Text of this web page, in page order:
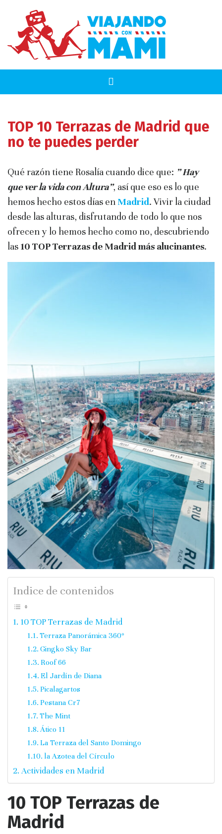
TOP 10 Terrazas de Madrid que
no te puedes perder
Qué razón tiene Rosalía cuando dice que: ” Hay
que ver la vida con Altura”, así que eso es lo que
hemos hecho estos días en Madrid. Vivir la ciudad
desde las alturas, disfrutando de todo lo que nos
ofrecen y lo hemos hecho como no, descubriendo
las 10 TOP Terrazas de Madrid más alucinantes.
Indice de contenidos
10 TOP Terrazas de Madrid
Terraza Panorámica 360º
Gingko Sky Bar
Roof 66
El Jardín de Diana
Picalagartos
Pestana Cr7
The Mint
Ático 11
La Terraza del Santo Domingo
la Azotea del Círculo
Actividades en Madrid
10 TOP Terrazas de
Madrid